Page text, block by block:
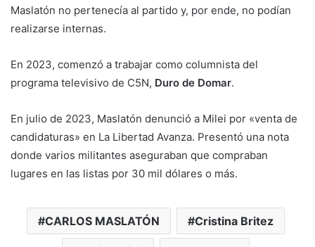
Maslatón no pertenecía al partido y, por ende, no podían
realizarse internas.
En 2023, comenzó a trabajar como columnista del
programa televisivo de C5N, Duro de Domar.
En julio de 2023, Maslatón denunció a Milei por «venta de
candidaturas» en La Libertad Avanza. Presentó una nota
donde varios militantes aseguraban que compraban
lugares en las listas por 30 mil dólares o más.
CARLOS MASLATÓN Cristina Britez